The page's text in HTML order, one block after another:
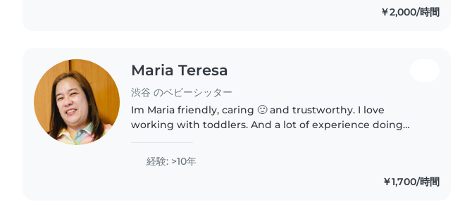
￥2,000/時間
Maria Teresa
渋谷 のベビーシッター
Im Maria friendly, caring 🙂 and trustworthy. I love
working with toddlers. And a lot of experience doing
経験: >10年
￥1,700/時間